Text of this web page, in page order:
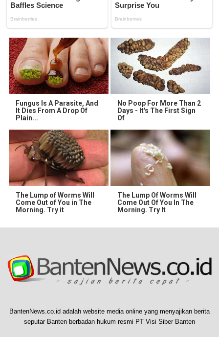
Fungus Is A Parasite, And
It Dies From A Drop Of
Plain...
No Poop For More Than 2
Days - It's The First Sign
Of
The Lump of Worms Will
Come Out of You in The
Morning. Try it
The Lump Of Worms Will
Come Out Of You In The
Morning. Try It
BantenNews.co.id adalah website media online yang menyajikan berita
seputar Banten berbadan hukum resmi PT Visi Siber Banten